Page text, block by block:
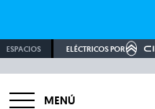
ESPACIOS ELÉCTRICOS POR
MENÚ